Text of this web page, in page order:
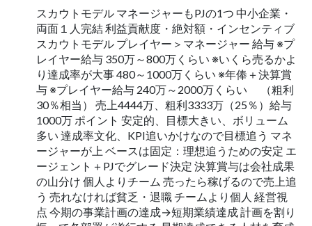
スカウトモデル マネージャーもPJの1つ 中小企業・
両面１人完結 利益貢献度・絶対額・インセンティブ
スカウトモデル プレイヤー＞マネージャー 給与 ※プ
レイヤー給与 350万～800万くらい ※いくら売るかよ
り達成率が大事 480～1000万くらい ※年俸＋決算賞
与 ※プレイヤー給与 240万～2000万くらい （粗利
30％相当） 売上4444万、粗利3333万（25％）給与
1000万 ポイント 安定的、目標大きい、ボリューム
多い 達成率文化、KPI追いかけなので目標追う マネ
ージャーが上 ベースは固定：理想追うための安定 エ
ージェント＋PJでグレード決定 決算賞与は会社成果
の山分け 個人よりチーム 売ったら稼げるので売上追
う 売れなければ貧乏・退職 チームより個人 経営視
点 今期の事業計画の達成→短期業績達成 計画を割り